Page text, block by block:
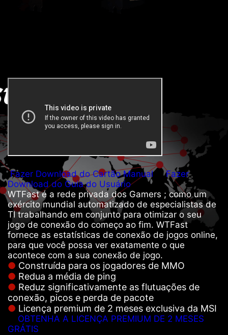
Fazer Download do Cartão Manual
Fazer
Download do Guia do Usuário
WTFast é a rede privada dos Gamers ; como um
exército mundial automatizado de especialistas de
TI trabalhando em conjunto para otimizar o seu
jogo de conexão do começo ao fim. WTFast
fornece as estatísticas de conexão de jogos online,
para que você possa ver exatamente o que
acontece com a sua conexão de jogo.
Construída para os jogadores de MMO
Redua a média de ping
Reduz significativamente as flutuações de
conexão, picos e perda de pacote
Licença premium de 2 meses exclusiva da MSI
OBTENHA A LICENÇA PREMIUM DE 2 MESES
GRÁTIS